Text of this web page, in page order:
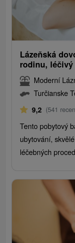
Lázeňská
rodinu, léčivý
Moderní
Turčianske
9,2 (541
Tento pobytový
ubytování,
léčebných